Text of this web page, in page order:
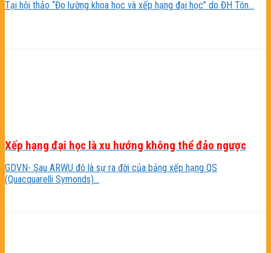
Tại hội thảo “Đo lường khoa học và xếp hạng đại học” do ĐH Tôn...
Xếp hạng đại học là xu hướng không thể đảo ngược
GDVN- Sau ARWU đó là sự ra đời của bảng xếp hạng QS
(Quacquarelli Symonds)...